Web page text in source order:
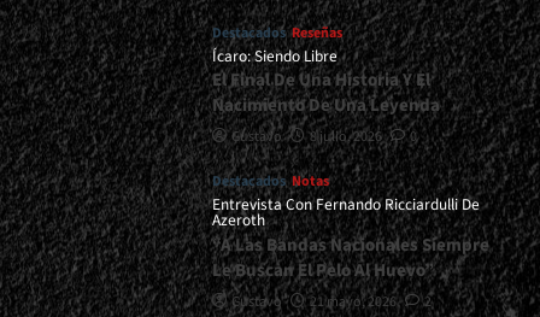
Destacados Reseñas
Ícaro: Siendo Libre
El Final De Una Historia Y El
Nacimiento De Una Leyenda
Gustavo 8 julio, 2026 0
Destacados Notas
Entrevista Con Fernando Ricciardulli De
Azeroth
“A Las Bandas Nacionales Siempre
Le Buscan El Pelo Al Huevo”
Gustavo 21 mayo, 2026 2